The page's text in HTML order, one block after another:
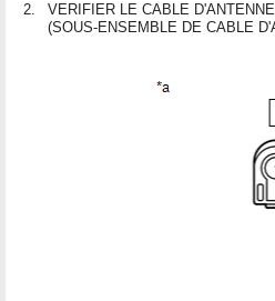
2.
VERIFIER LE CABLE
(SOUS-ENSEMBLE DE CABLE